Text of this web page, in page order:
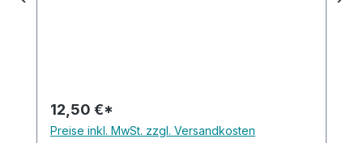
12,50 €*
Preise inkl. MwSt. zzgl. Versandkosten